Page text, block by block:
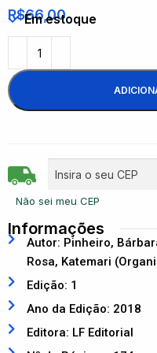
R$66,00
Em estoque
Não sei meu CEP
Informações
Autor: Pinheiro,
Rosa, Katemari
Edição: 1
Ano da Edição: 2018
Editora: LF Editorial